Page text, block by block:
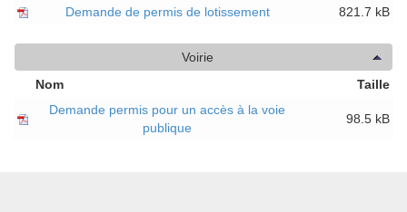
Demande de permis de lotissement
821.7 kB
Voirie
Nom
Taille
Demande permis pour un accès à la voie
publique
98.5 kB